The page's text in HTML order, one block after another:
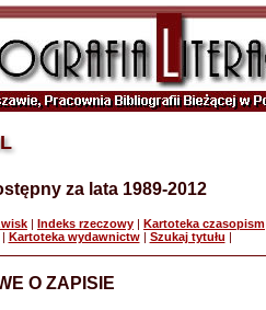
za lata 1989-2012
| Indeks rzeczowy | Kartoteka czasopism
Kartoteka wydawnictw| Szukaj tytułu |
O ZAPISIE